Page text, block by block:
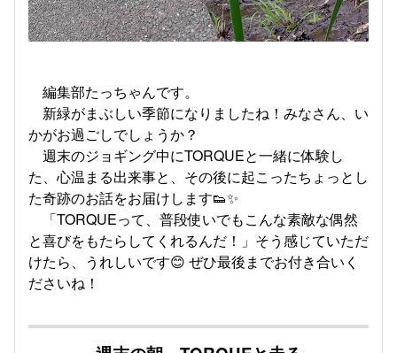
編集部たっちゃんです。
新緑がまぶしい季節になりましたね！みなさん、い
かがお過ごしでしょうか？
週末のジョギング中にTORQUEと一緒に体験し
た、心温まる出来事と、その後に起こったちょっとし
た奇跡のお話をお届けします👟✨
「TORQUEって、普段使いでもこんな素敵な偶然
と喜びをもたらしてくれるんだ！」そう感じていただ
けたら、うれしいです😊 ぜひ最後までお付き合いく
ださいね！